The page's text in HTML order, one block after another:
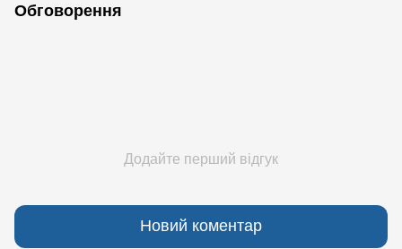
Обговорення
Додайте перший відгук
Новий коментар